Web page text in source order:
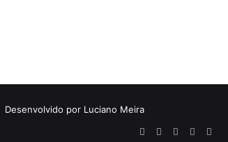
Desenvolvido por Luciano Meira
FacebookYouTube